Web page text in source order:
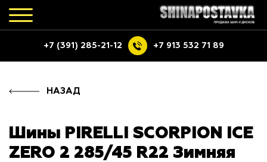
+7 (391) 285-21-12 +7 913 532 71 89
НАЗАД
Шины PIRELLI SCORPION ICE
ZERO 2 285/45 R22 Зимняя